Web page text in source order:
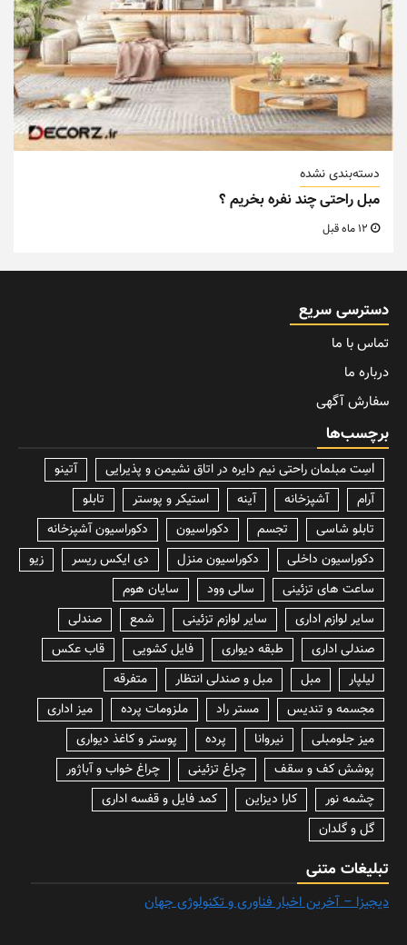
دسته‌بندی نشده
مبل راحتی چند نفره بخریم ؟
دسترسی سریع
تماس با ما
درباره ما
سفارش آگهی
برچسب‌ها
lسِت مبلمان راحتی نیم دایره در اتاق نشیمن و پذیرایی
آتینو
آرام
آشپزخانه آینه استیکر و پوستر
تابلو
تابلو شاسی
تجسم دکوراسیون
دکوراسیون آشپزخانه
دکوراسیون داخلی
دکوراسیون منزل دی ایکس ریسر
زیو
ساعت های تزئینی
سالی وود
سایان هوم
سایر لوازم اداری
سایر لوازم تزئینی شمع
صندلی
صندلی اداری
طبقه دیواری فایل کشویی
قاب عکس
لیلپار
مبل مبل و صندلی انتظار
متفرقه
مجسمه و تندیس
مستر راد ملزومات پرده
میز اداری
میز جلومبلی
نیروانا پرده
پوستر و کاغذ دیواری
پوشش کف و سقف
چراغ تزئینی
چراغ خواب و آباژور
چشمه نور
کارا دیزاین
کمد فایل و قفسه اداری
گل و گلدان
تبلیغات متنی
دیجیزا – آخرین اخبار فناوری و تکنولوژی جهان